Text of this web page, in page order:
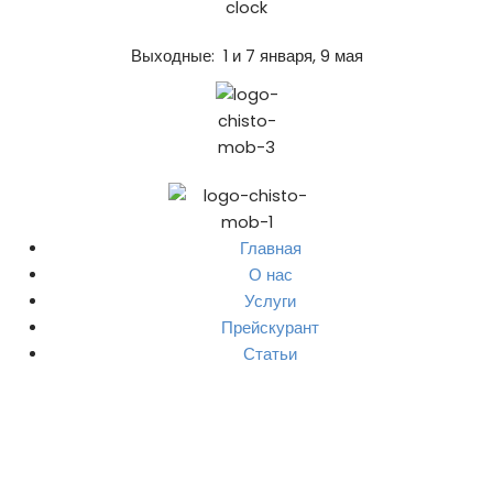
Выходные: 1 и 7 января, 9 мая
Главная
О нас
Услуги
Прейскурант
Статьи